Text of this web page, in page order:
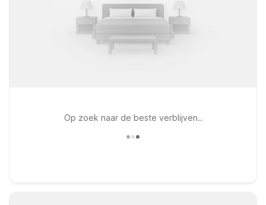
Op zoek naar de beste verblijven..